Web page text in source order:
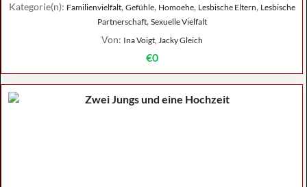
Kategorie(n): Familienvielfalt, Gefühle, Homoehe, Lesbische Eltern, Lesbische
Partnerschaft, Sexuelle Vielfalt
Von: Ina Voigt, Jacky Gleich
€0